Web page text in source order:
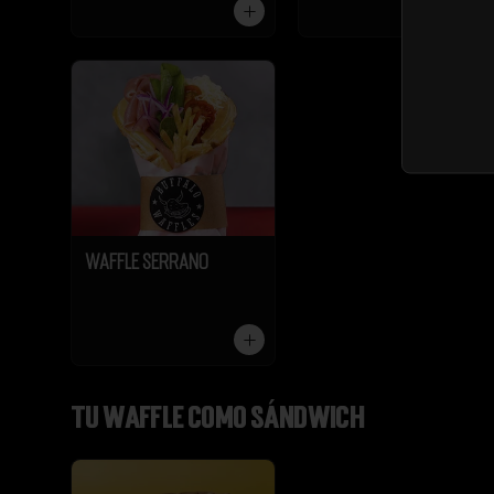
Waffle Serrano
Tu Waffle como Sándwich